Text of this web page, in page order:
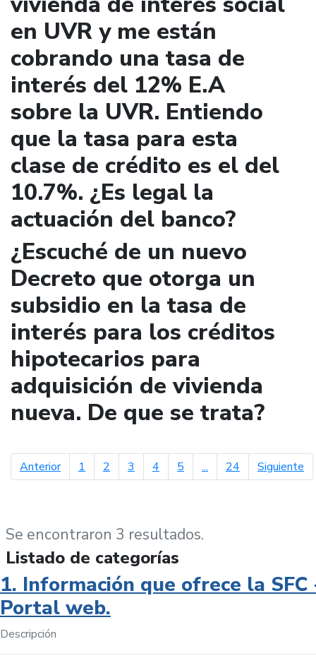
en UVR y me están
cobrando una tasa de
interés del 12% E.A
sobre la UVR. Entiendo
que la tasa para esta
clase de crédito es el del
10.7%. ¿Es legal la
actuación del banco?
¿Escuché de un nuevo
Decreto que otorga un
subsidio en la tasa de
interés para los créditos
hipotecarios para
adquisición de vivienda
nueva. De que se trata?
Anteriorpágina anterior
1 2 3 4 5 ... 24 Siguiente
Se encontraron 3 resultados.
Listado de categorías
1. Información que ofrece la SFC
Portal web.
Descripción